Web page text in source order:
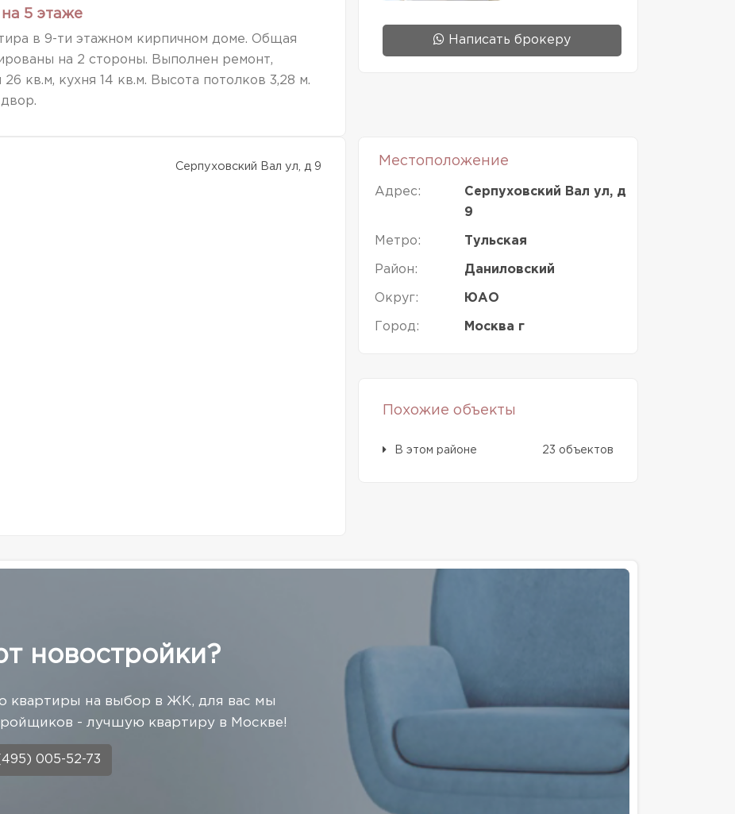
5 этаже
в 9-ти этажном кирпичном доме. Общая
на 2 стороны. Выполнен ремонт,
кв.м, кухня 14 кв.м. Высота потолков 3,28 м.
Написать брокеру
Серпуховский Вал ул, д 9 Местоположение
Адрес:
Серпуховский Вал ул, д
9
Метро: Тульская
Район: Даниловский
Округ: ЮАО
Город: Москва г
Похожие объекты
В этом районе 23 объектов
новостройки?
квартиры на выбор в ЖК, для вас мы
- лучшую квартиру в Москве!
005-52-73